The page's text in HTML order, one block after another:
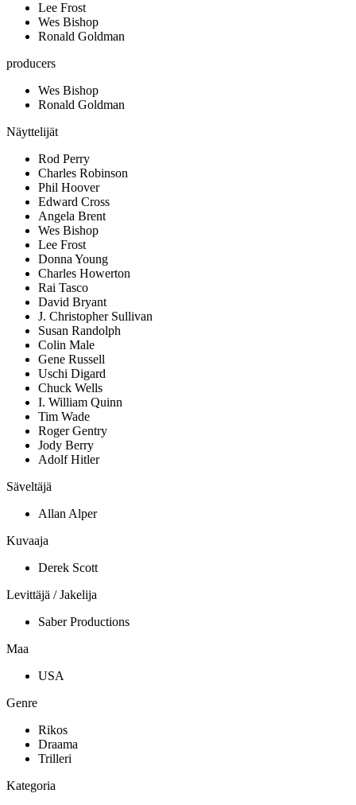
Lee Frost
Wes Bishop
Ronald Goldman
producers
Wes Bishop
Ronald Goldman
Näyttelijät
Rod Perry
Charles Robinson
Phil Hoover
Edward Cross
Angela Brent
Wes Bishop
Lee Frost
Donna Young
Charles Howerton
Rai Tasco
David Bryant
J. Christopher Sullivan
Susan Randolph
Colin Male
Gene Russell
Uschi Digard
Chuck Wells
I. William Quinn
Tim Wade
Roger Gentry
Jody Berry
Adolf Hitler
Säveltäjä
Allan Alper
Kuvaaja
Derek Scott
Levittäjä / Jakelija
Saber Productions
Maa
USA
Genre
Rikos
Draama
Trilleri
Kategoria